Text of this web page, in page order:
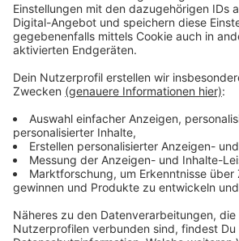
seien weitere 30 Slots
seien auch bereits drei gebucht.
Die Eisstockbahn hat die Stadt
diesem Winter im Rahmen des
aufgebaut. Die Stadt will mit der Bahn
Angebot schaffen und die
Den Link zur Buchung gibt eshier
Anzeige